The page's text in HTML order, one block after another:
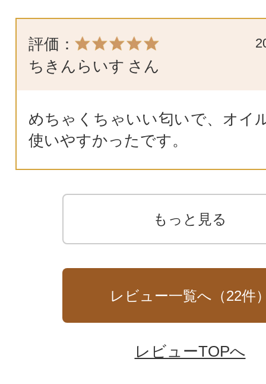
評価：
ちきんらいす さん
めちゃくちゃいい匂いで、オイ
使いやすかったです。
もっと見る
レビュー一覧へ（22件
レビューTOPへ